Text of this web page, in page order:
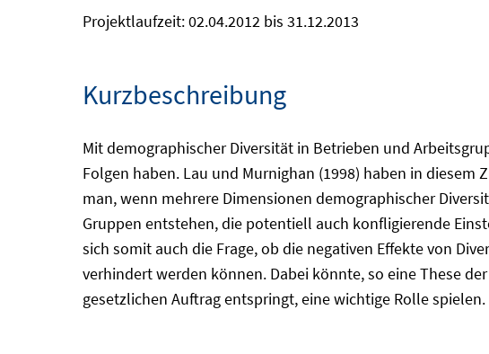
Projektlaufzeit: 02.04.2012 bis 31.12.2013
Kurzbeschreibung
Mit demographischer Diversität in Betrieben und
Folgen haben. Lau und Murnighan (1998) haben in
man, wenn mehrere Dimensionen demographischer
Gruppen entstehen, die potentiell auch konfligierende
sich somit auch die Frage, ob die negativen Effekte von
verhindert werden können. Dabei könnte, so eine These
gesetzlichen Auftrag entspringt, eine wichtige Rolle spielen.